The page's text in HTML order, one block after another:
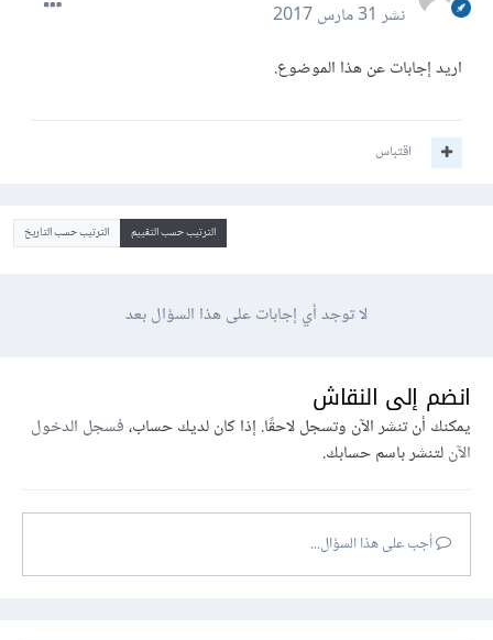
نشر31 مارس 2017
اريد إجابات عن هذا الموضوع.
اقتباس
الترتيب حسب التقييم الترتيب حسب التاريخ
لا توجد أي إجابات على هذا السؤال بعد
انضم إلى النقاش
يمكنك أن تنشر الآن وتسجل لاحقًا. إذا كان لديك حساب،فسجل الدخول
الآنلتنشر باسم حسابك.
أجب على هذا السؤال...